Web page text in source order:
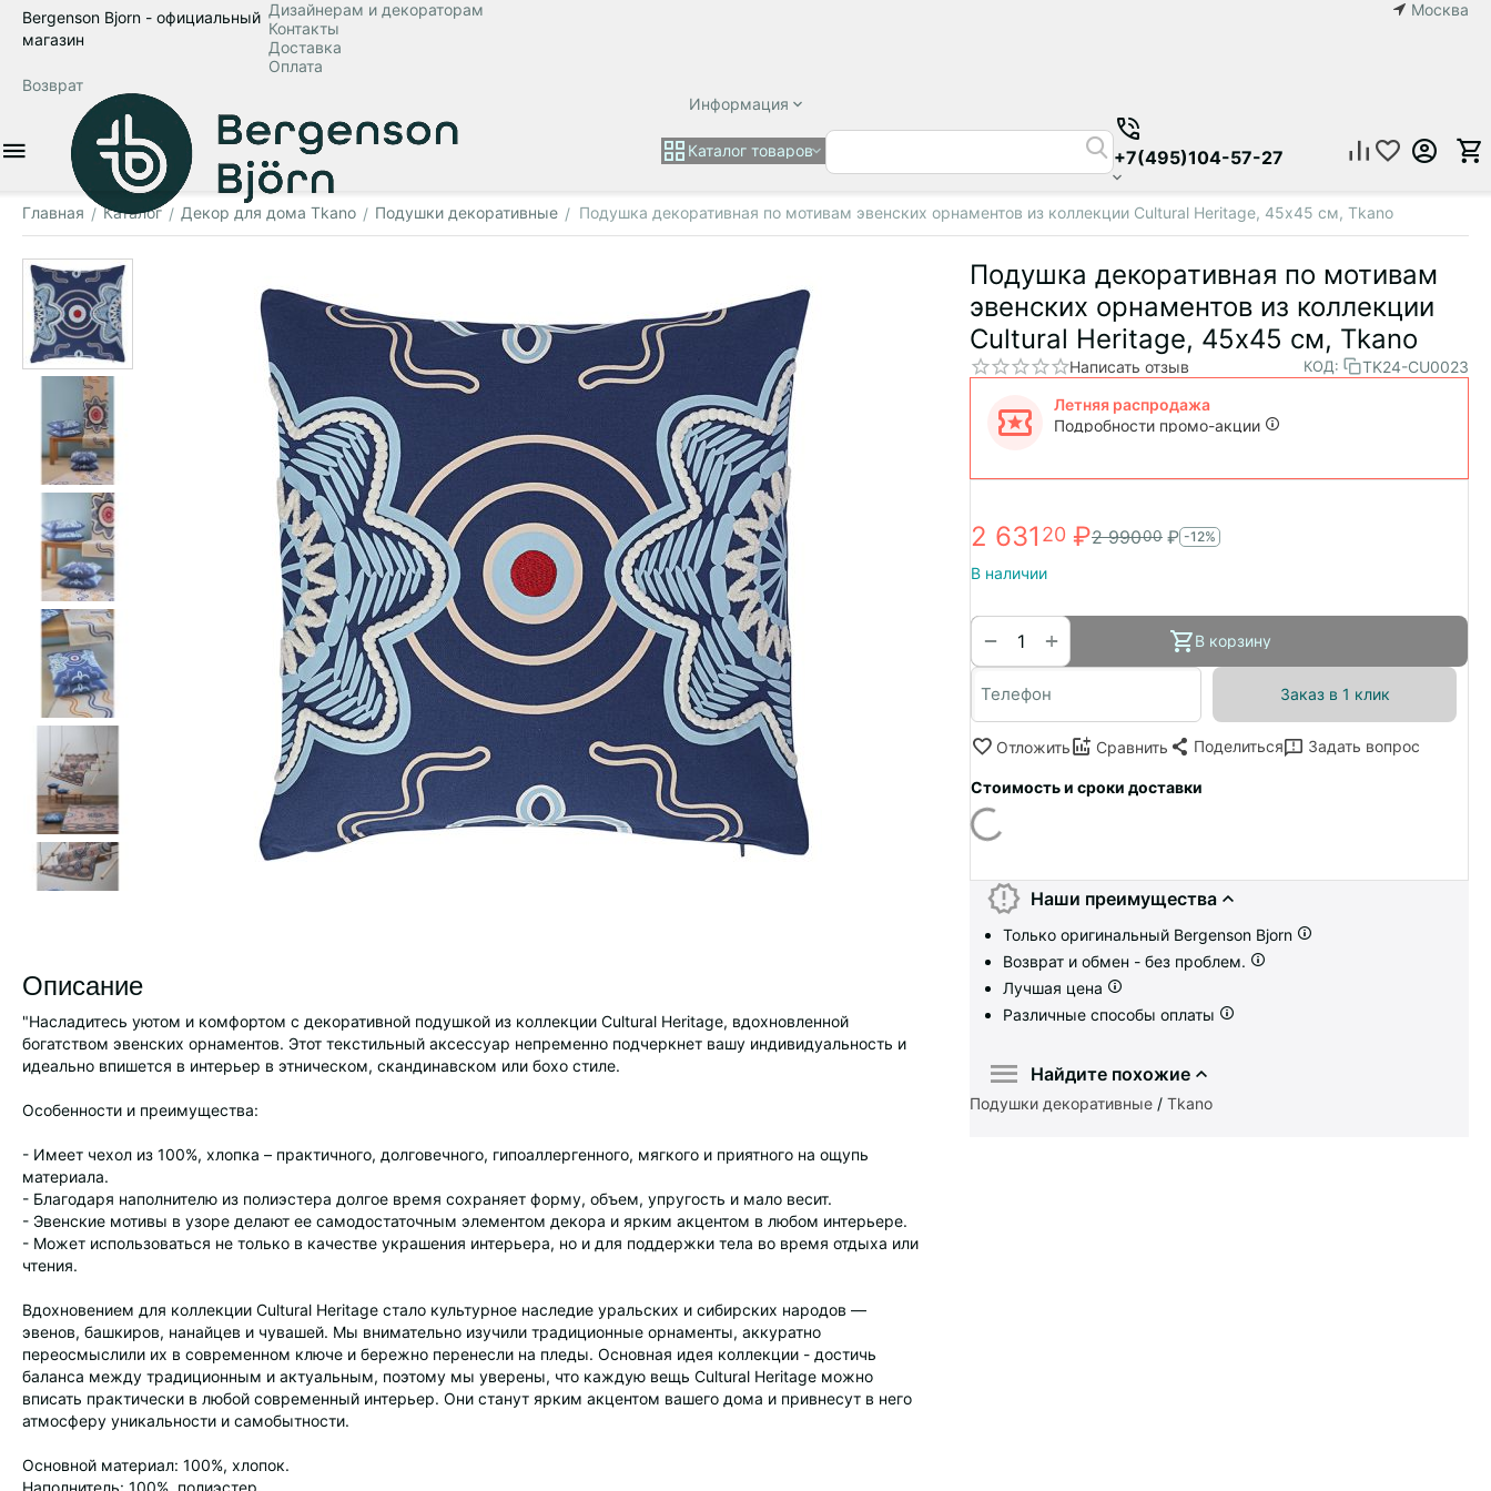
Bergenson Bjorn - официальный
магазин
Москва
Дизайнерам и декораторам
Контакты
Доставка
Оплата
Возврат
Информация
Каталог товаров +7(495)104-57-27
Главная / Каталог / Декор для дома Tkano / Подушки декоративные / Подушка декоративная по мотивам эвенских орнаментов из коллекции Cultural Heritage, 45х45 см, Tkano
Подушка декоративная по мотивам
эвенских орнаментов из коллекции
Cultural Heritage, 45х45 см, Tkano
Написать отзыв КОД: TK24-CU0023
Летняя распродажа
Подробности промо-акции
2 631 20 ₽2 99000 ₽ -12%
В наличии
+
− В корзину
Заказ в 1 клик
Отложить Сравнить Поделиться Задать вопрос
Стоимость и сроки доставки
Наши преимущества
Только оригинальный Bergenson Bjorn
Возврат и обмен - без проблем.
Лучшая цена
Различные способы оплаты
Найдите похожие
Подушки декоративные / Tkano
Описание
"Насладитесь уютом и комфортом с декоративной подушкой из коллекции Cultural Heritage, вдохновленной
богатством эвенских орнаментов. Этот текстильный аксессуар непременно подчеркнет вашу индивидуальность и
идеально впишется в интерьер в этническом, скандинавском или бохо стиле.
Особенности и преимущества:
- Имеет чехол из 100%, хлопка – практичного, долговечного, гипоаллергенного, мягкого и приятного на ощупь
материала.
- Благодаря наполнителю из полиэстера долгое время сохраняет форму, объем, упругость и мало весит.
- Эвенские мотивы в узоре делают ее самодостаточным элементом декора и ярким акцентом в любом интерьере.
- Может использоваться не только в качестве украшения интерьера, но и для поддержки тела во время отдыха или
чтения.
Вдохновением для коллекции Cultural Heritage стало культурное наследие уральских и сибирских народов —
эвенов, башкиров, нанайцев и чувашей. Мы внимательно изучили традиционные орнаменты, аккуратно
переосмыслили их в современном ключе и бережно перенесли на пледы. Основная идея коллекции - достичь
баланса между традиционным и актуальным, поэтому мы уверены, что каждую вещь Cultural Heritage можно
вписать практически в любой современный интерьер. Они станут ярким акцентом вашего дома и привнесут в него
атмосферу уникальности и самобытности.
Основной материал: 100%, хлопок.
Наполнитель: 100%, полиэстер.